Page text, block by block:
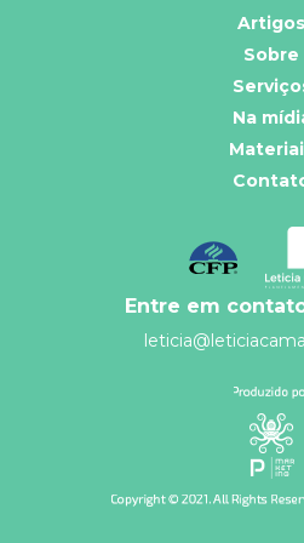
Artigos
Sobre
Na
Entre em